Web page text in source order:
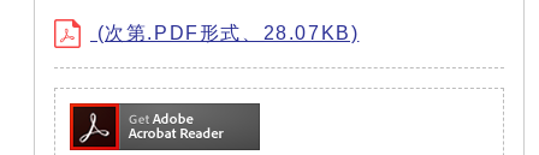
(次第.PDF形式、28.07KB)